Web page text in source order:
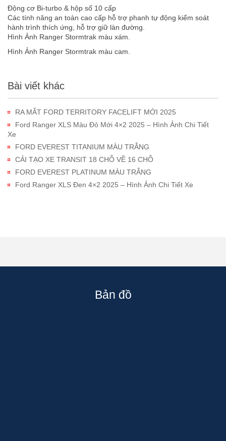
Động cơ Bi-turbo & hộp số 10 cấp
Các tính năng an toàn cao cấp hỗ trợ phanh tự động kiểm soát
hành trình thích ứng, hỗ trợ giữ làn đường.
Hình Ảnh Ranger Stormtrak màu xám.
Hình Ảnh Ranger Stormtrak màu cam.
Bài viết khác
RA MẮT FORD TERRITORY FACELIFT MỚI 2025
Ford Ranger XLS Màu Đỏ Mới 4×2 2025 – Hình Ảnh Chi Tiết
Xe
FORD EVEREST TITANIUM MÀU TRẮNG
CẢI TẠO XE TRANSIT 18 CHỖ VỀ 16 CHỖ
FORD EVEREST PLATINUM MÀU TRẮNG
Ford Ranger XLS Đen 4×2 2025 – Hình Ảnh Chi Tiết Xe
Bản đồ